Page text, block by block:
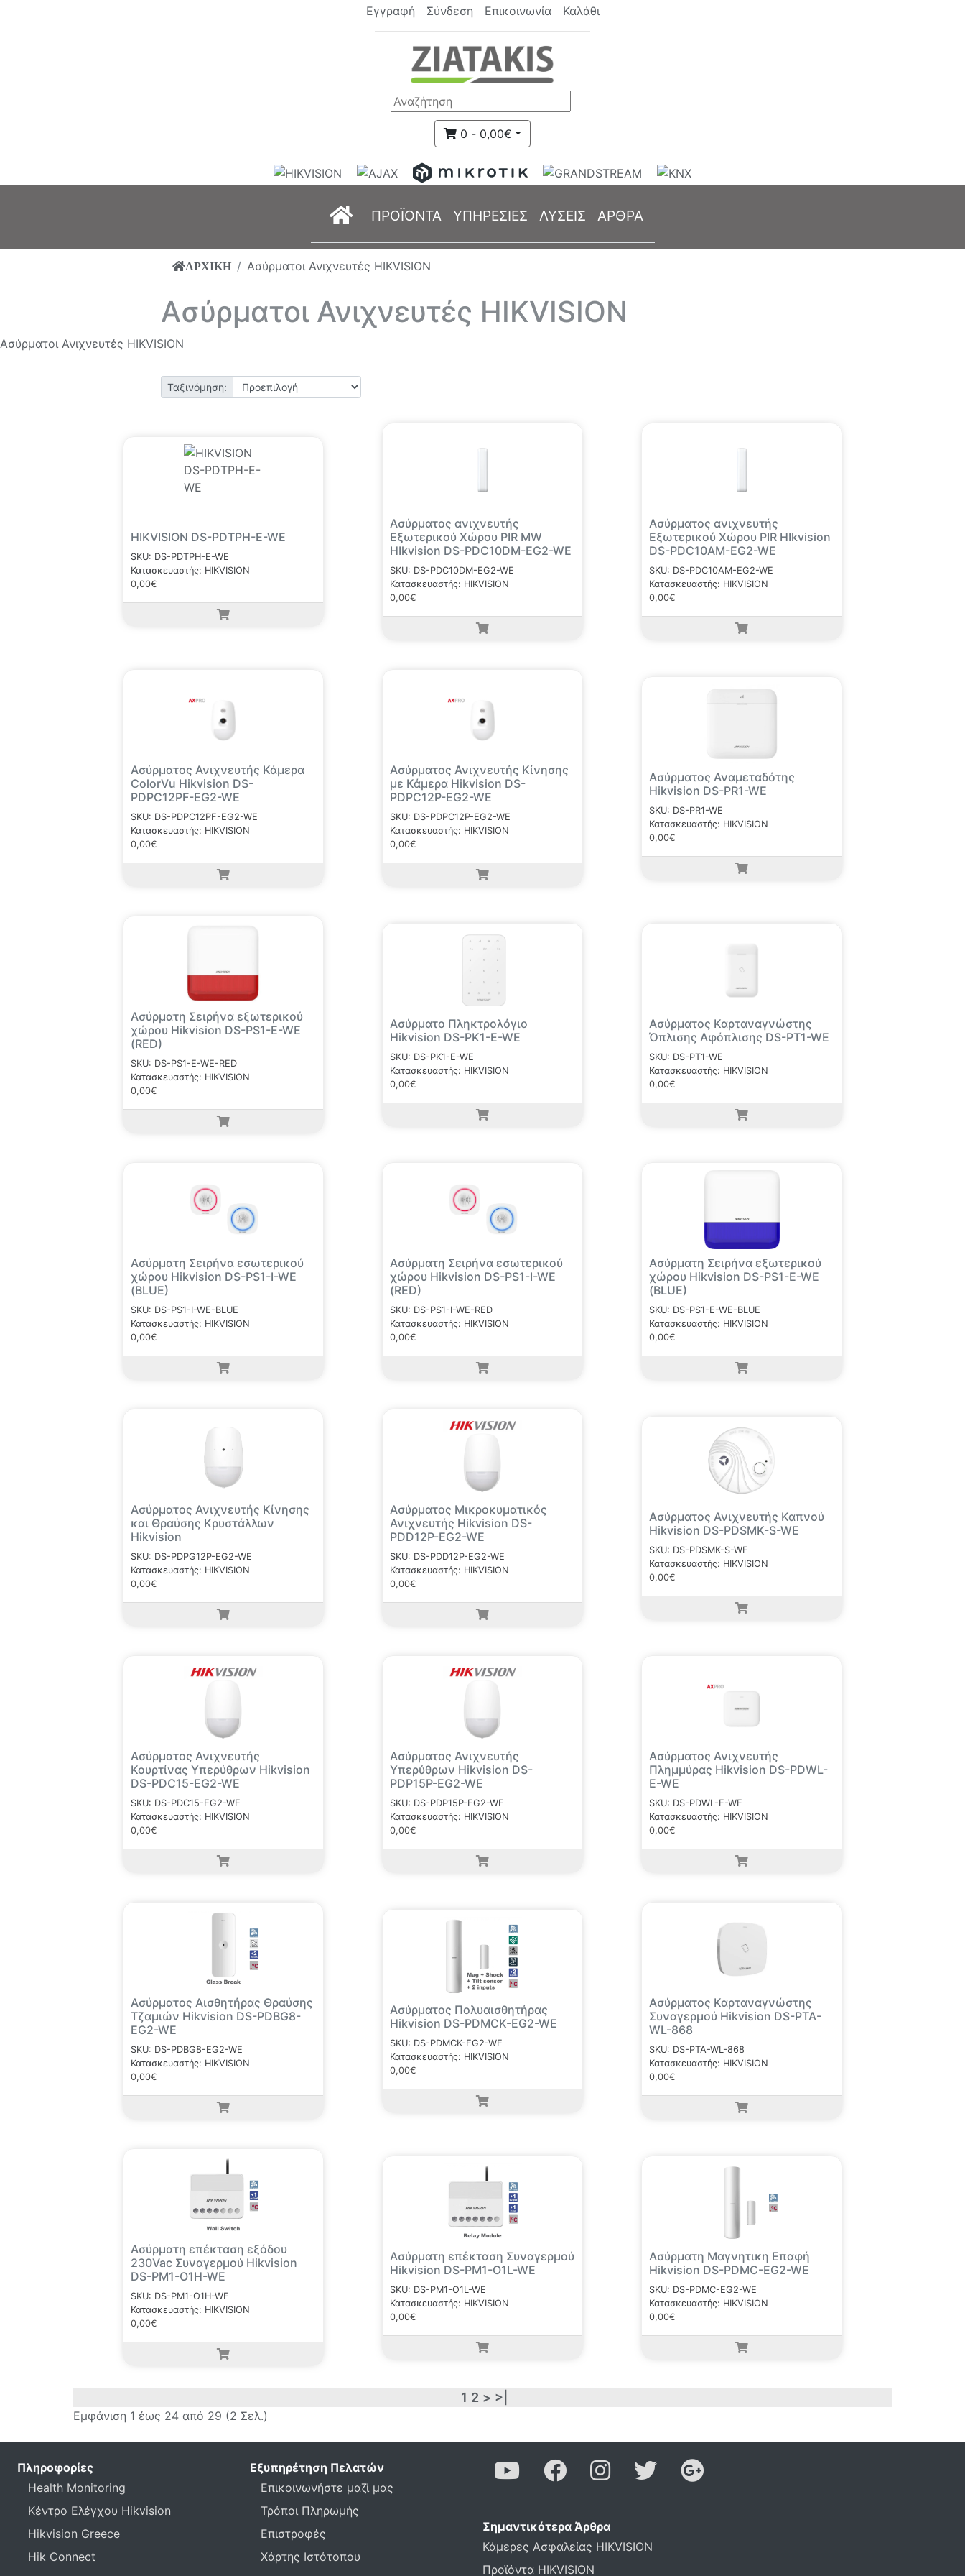
Εγγραφή Σύνδεση Επικοινωνία Καλάθι
0 - 0,00€
(current)
ΠΡΟΪΟΝΤΑ ΥΠΗΡΕΣΙΕΣ ΛΥΣΕΙΣ ΑΡΘΡΑ
ΑΡΧΙΚΗ Ασύρματοι Ανιχνευτές HIKVISION
Ασύρματοι Ανιχνευτές HIKVISION
Ασύρματοι Ανιχνευτές HIKVISION
Ταξινόμηση:
HIKVISION DS-PDTPH-E-WE
SKU: DS-PDTPH-E-WE
Κατασκευαστής: HIKVISION
0,00€
Ασύρματος ανιχνευτής
Εξωτερικού Χώρου PIR MW
HIkvision DS-PDC10DM-EG2-WE
SKU: DS-PDC10DM-EG2-WE
Κατασκευαστής: HIKVISION
0,00€
Ασύρματος ανιχνευτής
Εξωτερικού Χώρου PIR HIkvision
DS-PDC10AM-EG2-WE
SKU: DS-PDC10AM-EG2-WE
Κατασκευαστής: HIKVISION
0,00€
Ασύρματος Ανιχνευτής Κάμερα
ColorVu Hikvision DS-
PDPC12PF-EG2-WE
SKU: DS-PDPC12PF-EG2-WE
Κατασκευαστής: HIKVISION
0,00€
Ασύρματος Ανιχνευτής Κίνησης
με Κάμερα Hikvision DS-
PDPC12P-EG2-WE
SKU: DS-PDPC12P-EG2-WE
Κατασκευαστής: HIKVISION
0,00€
Ασύρματος Αναμεταδότης
Hikvision DS-PR1-WE
SKU: DS-PR1-WE
Κατασκευαστής: HIKVISION
0,00€
Ασύρματη Σειρήνα εξωτερικού
χώρου Hikvision DS-PS1-E-WE
(RED)
SKU: DS-PS1-E-WE-RED
Κατασκευαστής: HIKVISION
0,00€
Ασύρματο Πληκτρολόγιο
Hikvision DS-PK1-E-WE
SKU: DS-PK1-E-WE
Κατασκευαστής: HIKVISION
0,00€
Ασύρματος Καρταναγνώστης
Όπλισης Αφόπλισης DS-PT1-WE
SKU: DS-PT1-WE
Κατασκευαστής: HIKVISION
0,00€
Ασύρματη Σειρήνα εσωτερικού
χώρου Hikvision DS-PS1-I-WE
(BLUE)
SKU: DS-PS1-I-WE-BLUE
Κατασκευαστής: HIKVISION
0,00€
Ασύρματη Σειρήνα εσωτερικού
χώρου Hikvision DS-PS1-I-WE
(RED)
SKU: DS-PS1-I-WE-RED
Κατασκευαστής: HIKVISION
0,00€
Ασύρματη Σειρήνα εξωτερικού
χώρου Hikvision DS-PS1-E-WE
(BLUE)
SKU: DS-PS1-E-WE-BLUE
Κατασκευαστής: HIKVISION
0,00€
Ασύρματος Ανιχνευτής Κίνησης
και Θραύσης Κρυστάλλων
Hikvision
SKU: DS-PDPG12P-EG2-WE
Κατασκευαστής: HIKVISION
0,00€
Ασύρματος Μικροκυματικός
Ανιχνευτής Hikvision DS-
PDD12P-EG2-WE
SKU: DS-PDD12P-EG2-WE
Κατασκευαστής: HIKVISION
0,00€
Ασύρματος Ανιχνευτής Καπνού
Hikvision DS-PDSMK-S-WE
SKU: DS-PDSMK-S-WE
Κατασκευαστής: HIKVISION
0,00€
Ασύρματος Ανιχνευτής
Κουρτίνας Υπερύθρων Hikvision
DS-PDC15-EG2-WE
SKU: DS-PDC15-EG2-WE
Κατασκευαστής: HIKVISION
0,00€
Ασύρματος Ανιχνευτής
Υπερύθρων Hikvision DS-
PDP15P-EG2-WE
SKU: DS-PDP15P-EG2-WE
Κατασκευαστής: HIKVISION
0,00€
Ασύρματος Ανιχνευτής
Πλημμύρας Hikvision DS-PDWL-
E-WE
SKU: DS-PDWL-E-WE
Κατασκευαστής: HIKVISION
0,00€
Ασύρματος Αισθητήρας Θραύσης
Τζαμιών Hikvision DS-PDBG8-
EG2-WE
SKU: DS-PDBG8-EG2-WE
Κατασκευαστής: HIKVISION
0,00€
Ασύρματος Πολυαισθητήρας
Hikvision DS-PDMCK-EG2-WE
SKU: DS-PDMCK-EG2-WE
Κατασκευαστής: HIKVISION
0,00€
Ασύρματος Καρταναγνώστης
Συναγερμού Hikvision DS-PTA-
WL-868
SKU: DS-PTA-WL-868
Κατασκευαστής: HIKVISION
0,00€
Ασύρματη επέκταση εξόδου
230Vac Συναγερμού Hikvision
DS-PM1-O1H-WE
SKU: DS-PM1-O1H-WE
Κατασκευαστής: HIKVISION
0,00€
Ασύρματη επέκταση Συναγερμού
Hikvision DS-PM1-O1L-WE
SKU: DS-PM1-O1L-WE
Κατασκευαστής: HIKVISION
0,00€
Ασύρματη Μαγνητικη Επαφή
Hikvision DS-PDMC-EG2-WE
SKU: DS-PDMC-EG2-WE
Κατασκευαστής: HIKVISION
0,00€
1 2 > >|
Εμφάνιση 1 έως 24 από 29 (2 Σελ.)
Πληροφορίες
Health Monitoring
Κέντρο Ελέγχου Hikvision
Hikvision Greece
Hik Connect
Εξυπηρέτηση Πελατών
Επικοινωνήστε μαζί μας
Τρόποι Πληρωμής
Επιστροφές
Χάρτης Ιστότοπου
Σημαντικότερα Άρθρα
Κάμερες Ασφαλείας HIKVISION
Προϊόντα HIKVISION